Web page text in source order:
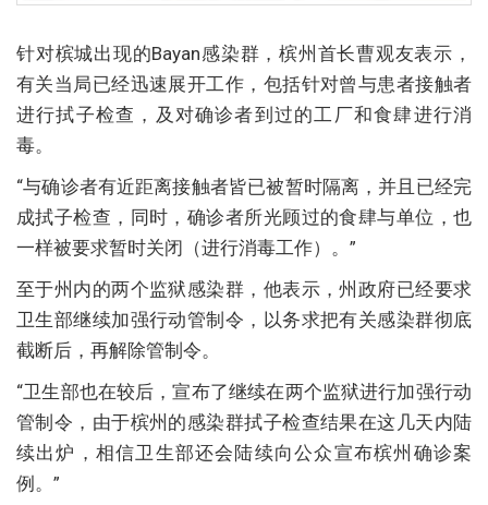
针对槟城出现的Bayan感染群，槟州首长曹观友表示，
有关当局已经迅速展开工作，包括针对曾与患者接触者
进行拭子检查，及对确诊者到过的工厂和食肆进行消
毒。
“与确诊者有近距离接触者皆已被暂时隔离，并且已经完
成拭子检查，同时，确诊者所光顾过的食肆与单位，也
一样被要求暂时关闭（进行消毒工作）。”
至于州内的两个监狱感染群，他表示，州政府已经要求
卫生部继续加强行动管制令，以务求把有关感染群彻底
截断后，再解除管制令。
“卫生部也在较后，宣布了继续在两个监狱进行加强行动
管制令，由于槟州的感染群拭子检查结果在这几天内陆
续出炉，相信卫生部还会陆续向公众宣布槟州确诊案
例。”